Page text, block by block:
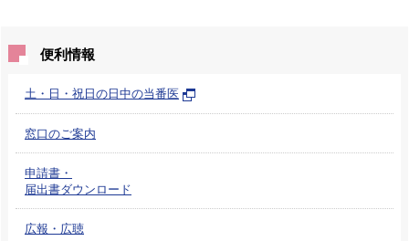
便利情報
土・日・祝日の日中の当番医
窓口のご案内
申請書・
届出書ダウンロード
広報・広聴